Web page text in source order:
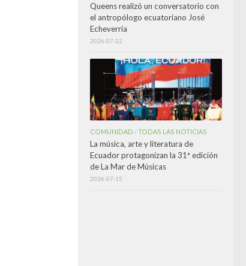
Queens realizó un conversatorio con
el antropólogo ecuatoriano José
Echeverría
2026-07-22
COMUNIDAD /TODAS LAS NOTICIAS
La música, arte y literatura de
Ecuador protagonizan la 31ª edición
de La Mar de Músicas
2026-07-15